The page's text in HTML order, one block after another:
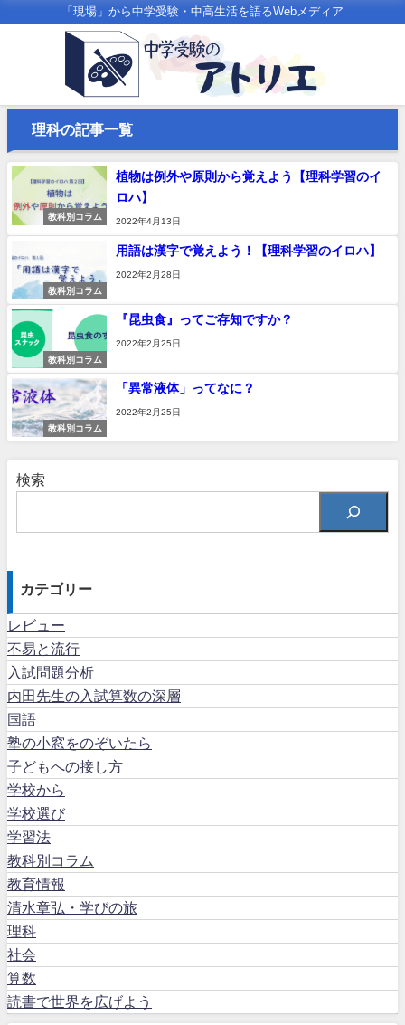
「現場」から中学受験・中高生活を語るWebメディア
理科の記事一覧
教科別コラム
植物は例外や原則から覚えよう【理科学習のイ
ロハ】
2022年4月13日
教科別コラム
用語は漢字で覚えよう！【理科学習のイロハ】
2022年2月28日
教科別コラム
『昆虫食』ってご存知ですか？
2022年2月25日
教科別コラム
「異常液体」ってなに？
2022年2月25日
検索
カテゴリー
レビュー
不易と流行
入試問題分析
内田先生の入試算数の深層
国語
塾の小窓をのぞいたら
子どもへの接し方
学校から
学校選び
学習法
教科別コラム
教育情報
清水章弘・学びの旅
理科
社会
算数
読書で世界を広げよう